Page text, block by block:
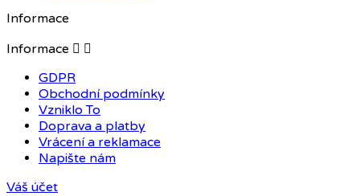
Informace
Informace  
GDPR
Obchodní podmínky
Vzniklo To
Doprava a platby
Vrácení a reklamace
Napište nám
Váš účet